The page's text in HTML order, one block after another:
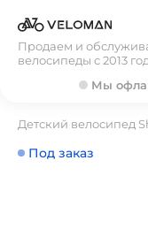
Продаем и
велосипеды с 2013
Мы
Детский велосипед
Под заказ